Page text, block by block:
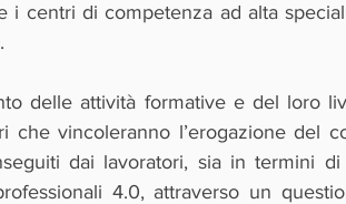
i centri di competenza ad alta
delle attività formative e del loro
che vincoleranno l’erogazione del
dai lavoratori, sia in termini
4.0, attraverso un